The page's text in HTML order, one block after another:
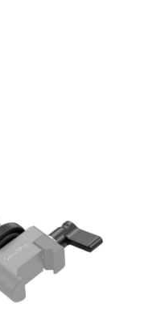
人之同意方可使用
損失，本公司不負相關責
度並採取法律行動。